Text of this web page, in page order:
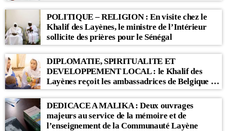
POLITIQUE – RELIGION : En visite chez le
Khalif des Layènes, le ministre de l’Intérieur
sollicite des prières pour le Sénégal
DIPLOMATIE, SPIRITUALITE ET
DEVELOPPEMENT LOCAL : le Khalif des
Layènes reçoit les ambassadrices de Belgique et
des Pays-Bas
DEDICACE A MALIKA : Deux ouvrages
majeurs au service de la mémoire et de
l’enseignement de la Communauté Layène